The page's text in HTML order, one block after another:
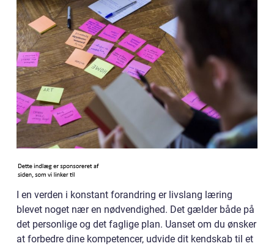
I en verden i konstant forandring er livslang læring
blevet noget nær en nødvendighed. Det gælder både på
det personlige og det faglige plan. Uanset om du ønsker
at forbedre dine kompetencer, udvide dit kendskab til et